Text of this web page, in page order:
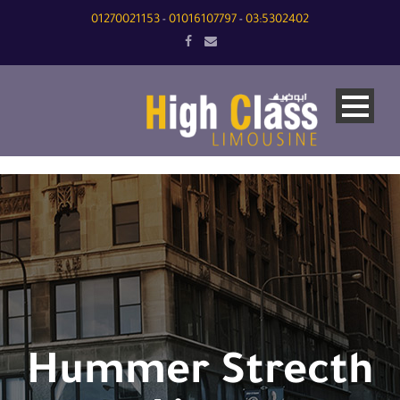
03:5302402
-
01016107797
-
01270021153
Hummer Strecth